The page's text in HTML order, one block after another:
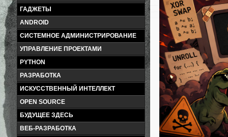
ГАДЖЕТЫ
ANDROID
СИСТЕМНОЕ АДМИНИСТРИРОВАНИЕ
УПРАВЛЕНИЕ ПРОЕКТАМИ
PYTHON
РАЗРАБОТКА
ИСКУССТВЕННЫЙ ИНТЕЛЛЕКТ
OPEN SOURCE
БУДУЩЕЕ ЗДЕСЬ
ВЕБ-РАЗРАБОТКА